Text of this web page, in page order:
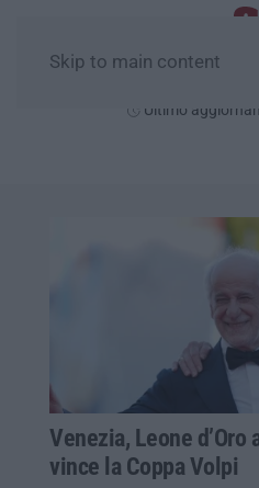
Skip to main content
Ultimo
Venezia, Leone
vince la Coppa Volpi